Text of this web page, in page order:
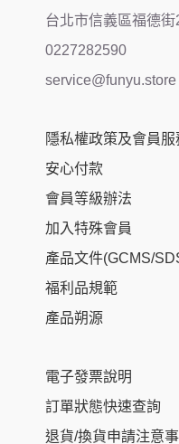
台北市信義區福德
0227282590
service@funyu.store
隱私權政策及會員
安心付款
會員等級辦法
加入特殊會員
產品文件(GCMS/
福利品規範
產品朔源
電子發票說明
訂單狀態快速查詢
退貨/換貨申請注意